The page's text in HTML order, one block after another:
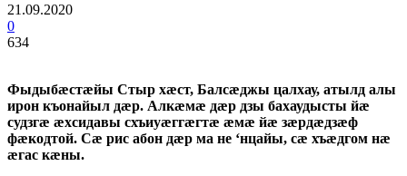
21.09.2020
0
634
Фыдыбӕстӕйы Стыр хӕст, Балсӕджы цалхау, атылд алы
ирон къонайыл дӕр. Алкӕмӕ дӕр дзы бахаудысты йӕ
судзгӕ ӕхсидавы схъиуӕггӕгтӕ ӕмӕ йӕ зӕрдӕдзӕф
фӕкодтой. Сӕ рис абон дӕр ма не ‘нцайы, сӕ хъӕдгом нӕ
ӕгас кӕны.